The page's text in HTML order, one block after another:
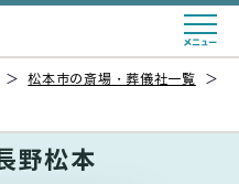
＞ 松本市の斎場・葬儀社一覧
＞
野松本